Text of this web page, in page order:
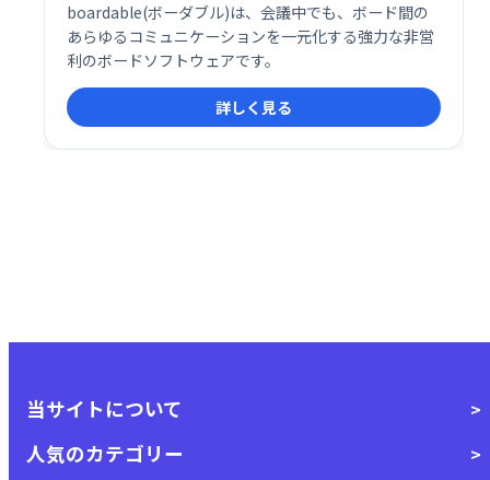
boardable(ボーダブル)は、会議中でも、ボード間の
あらゆるコミュニケーションを一元化する強力な非営
利のボードソフトウェアです。
詳しく見る
当サイトについて
人気のカテゴリー